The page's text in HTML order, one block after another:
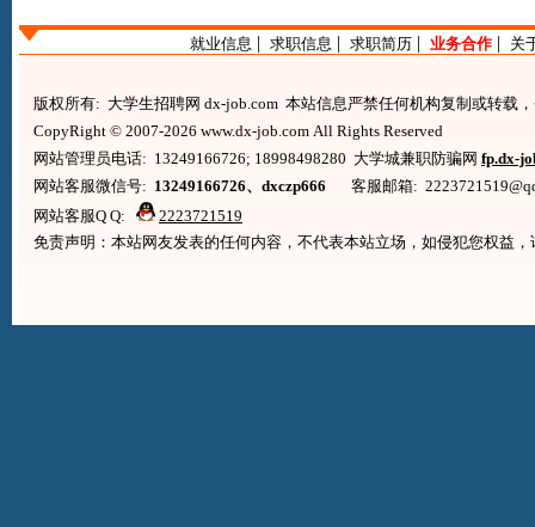
就业信息 | 求职信息 | 求职简历| 业务合作| 关
版权所有: 大学生招聘网 dx-job.com 本站信息严禁任何机构复制或转载
CopyRight © 2007-2026 www.dx-job.com All Rights Reserved
网站管理员电话: 13249166726; 18998498280 大学城兼职防骗网 fp.dx-
网站客服微信号: 13249166726、dxczp666 客服邮箱:
网站客服Q Q:
2223721519
免责声明：本站网友发表的任何内容，不代表本站立场，如侵犯您权益